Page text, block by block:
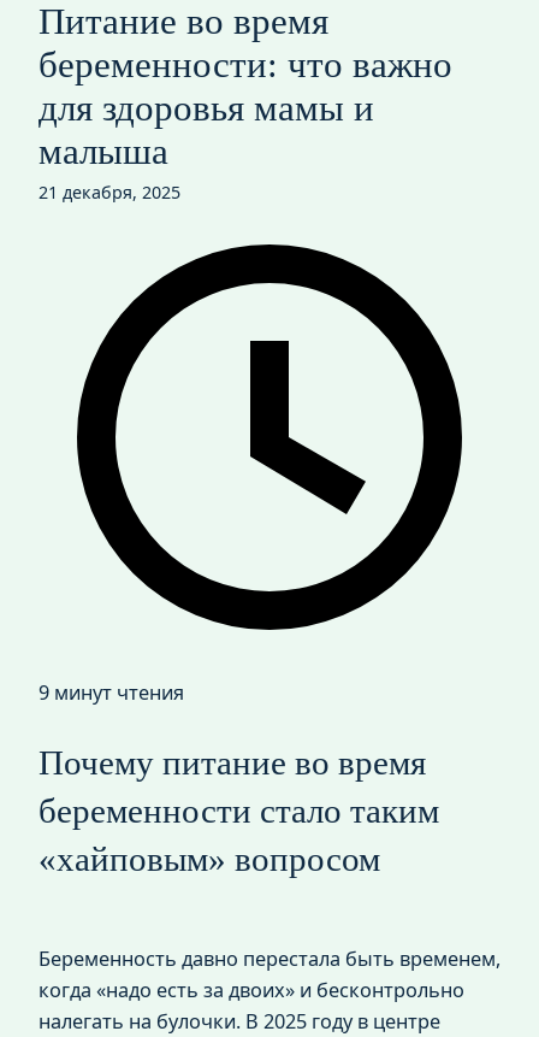
Питание во время
беременности: что важно
для здоровья мамы и
малыша
21 декабря, 2025
9 минут чтения
Почему питание во время
беременности стало таким
«хайповым» вопросом
Беременность давно перестала быть временем,
когда «надо есть за двоих» и бесконтрольно
налегать на булочки. В 2025 году в центре